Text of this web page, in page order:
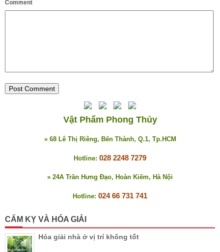
Comment
Vật Phẩm Phong Thủy
» 68 Lê Thị Riêng, Bến Thành, Q.1, Tp.HCM
Hotline: 028 2248 7279
» 24A Trần Hưng Đạo, Hoàn Kiếm, Hà Nội
Hotline: 024 66 731 741
CẤM KỴ VÀ HÓA GIẢI
Hóa giải nhà ở vị trí không tốt